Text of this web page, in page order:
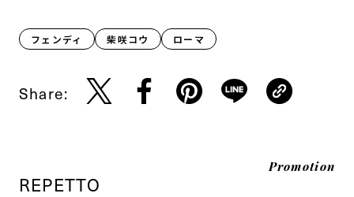
フェンディ 柴咲コウ ローマ
Share:
Promotion
REPETTO